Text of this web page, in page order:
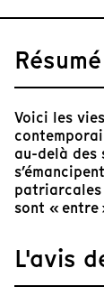
Résumé
Voici les
au-delà des
patriarcales
sont « entre
L'avis